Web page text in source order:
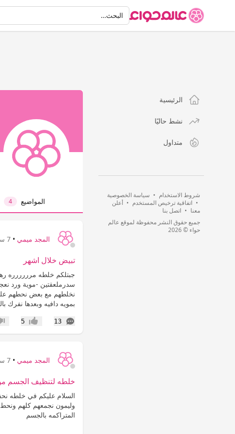
البحثالبحث…
الرئيسية
نشط حاليًا
متداول
شروط الاستخدام • سياسة الخصوصية
• اتفاقية ترخيص المستخدم • أعلن
معنا • اتصل بنا
جميع حقوق النشر محفوظة لموقع عالم
حواء © 2026
المواضيع 4
المجد ميمي • 7 سنوات
تبيض خلال اشهر
جبتلكم خلطه مرررررره
سدرملعقتين -موية ورد
نخلطهم مع بعض نحطهم
بمويه دافيه وبعدها نفرك
13
التعليقات إعجاب5
المجد ميمي • 7 سنوات
خلطه لتنظيف الجسم
السلام عليكم في خلطه
وليمون نجمعهم كلهم
المتراكمه بالجسم